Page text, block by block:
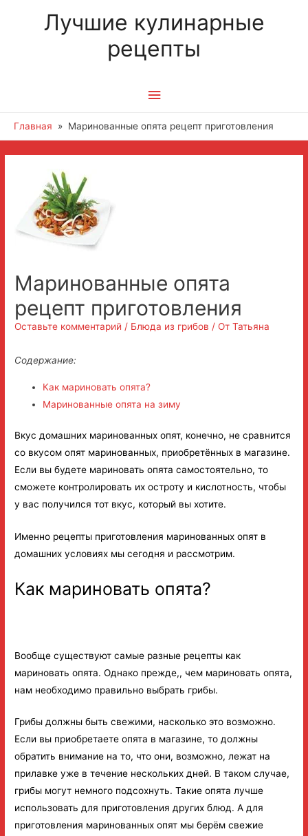
Лучшие кулинарные
рецепты
Главное
меню
Главная Маринованные опята рецепт приготовления
Маринованные опята
рецепт приготовления
Оставьте комментарий / Блюда из грибов / ОтТатьяна
Содержание:
Как мариновать опята?
Маринованные опята на зиму
Вкус домашних маринованных опят, конечно, не сравнится
со вкусом опят маринованных, приобретённых в магазине.
Если вы будете мариновать опята самостоятельно, то
сможете контролировать их остроту и кислотность, чтобы
у вас получился тот вкус, который вы хотите.
Именно рецепты приготовления маринованных опят в
домашних условиях мы сегодня и рассмотрим.
Как мариновать опята?
Вообще существуют самые разные рецепты как
мариновать опята. Однако прежде,, чем мариновать опята,
нам необходимо правильно выбрать грибы.
Грибы должны быть свежими, насколько это возможно.
Если вы приобретаете опята в магазине, то должны
обратить внимание на то, что они, возможно, лежат на
прилавке уже в течение нескольких дней. В таком случае,
грибы могут немного подсохнуть. Такие опята лучше
использовать для приготовления других блюд. А для
приготовления маринованных опят мы берём свежие